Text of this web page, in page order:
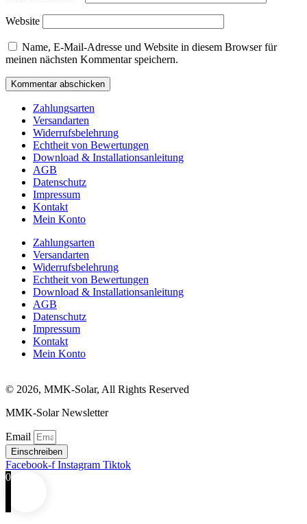
Website
Name, E-Mail-Adresse und Website in diesem Browser für
meinen nächsten Kommentar speichern.
Zahlungsarten
Versandarten
Widerrufsbelehrung
Echtheit von Bewertungen
Download & Installationsanleitung
AGB
Datenschutz
Impressum
Kontakt
Mein Konto
Zahlungsarten
Versandarten
Widerrufsbelehrung
Echtheit von Bewertungen
Download & Installationsanleitung
AGB
Datenschutz
Impressum
Kontakt
Mein Konto
© 2026, MMK-Solar, All Rights Reserved
MMK-Solar Newsletter
Email
Einschreiben
Facebook-f Instagram Tiktok
0